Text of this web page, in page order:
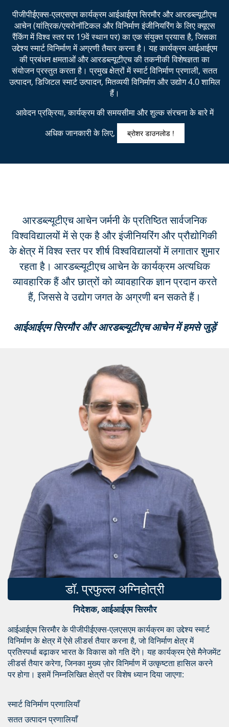
पीजीपीईएक्स-एलएसएम कार्यक्रम आईआईएम सिरमौर और आरडब्ल्यूटीएच
आचेन (यांत्रिक/एयरोनॉटिकल और विनिर्माण इंजीनियरिंग के लिए क्यूएस
रैंकिंग में विश्व स्तर पर 19वें स्थान पर) का एक संयुक्त प्रयास है, जिसका
उद्देश्य स्मार्ट विनिर्माण में अग्रणी तैयार करना है। यह कार्यक्रम आईआईएम
की प्रबंधन क्षमताओं और आरडब्ल्यूटीएच की तकनीकी विशेषज्ञता का
संयोजन प्रस्तुत करता है। प्रमुख क्षेत्रों में स्मार्ट विनिर्माण प्रणाली, सतत
उत्पादन, डिजिटल स्मार्ट उत्पादन, मितव्ययी विनिर्माण और उद्योग 4.0 शामिल
हैं।
आवेदन प्रक्रिया, कार्यक्रम की समयसीमा और शुल्क संरचना के बारे में
अधिक जानकारी के लिए,
ब्रोशर डाउनलोड !
आरडब्ल्यूटीएच आचेन जर्मनी के प्रतिष्ठित सार्वजनिक
विश्वविद्यालयों में से एक है और इंजीनियरिंग और प्रौद्योगिकी
के क्षेत्र में विश्व स्तर पर शीर्ष विश्वविद्यालयों में लगातार शुमार
रहता है। आरडब्ल्यूटीएच आचेन के कार्यक्रम अत्यधिक
व्यावहारिक हैं और छात्रों को व्यावहारिक ज्ञान प्रदान करते
हैं, जिससे वे उद्योग जगत के अग्रणी बन सकते हैं।
आईआईएम सिरमौर और आरडब्ल्यूटीएच आचेन में हमसे जुड़ें
डॉ. प्रफुल्ल अग्निहोत्री
निदेशक, आईआईएम सिरमौर
आईआईएम सिरमौर के पीजीपीईएक्स-एलएसएम कार्यक्रम का उद्देश्य स्मार्ट
विनिर्माण के क्षेत्र में ऐसे लीडर्स तैयार करना है, जो विनिर्माण क्षेत्र में
प्रतिस्पर्धा बढ़ाकर भारत के विकास को गति देंगे। यह कार्यक्रम ऐसे मैनेजमेंट
लीडर्स तैयार करेगा, जिनका मुख्य ज़ोर विनिर्माण में उत्कृष्टता हासिल करने
पर होगा। इसमें निम्नलिखित क्षेत्रों पर विशेष ध्यान दिया जाएगा:
स्मार्ट विनिर्माण प्रणालियाँ
सतत उत्पादन प्रणालियाँ